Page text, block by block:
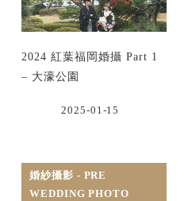
2024 紅葉福岡婚攝 Part 1
– 大濠公園
2025-01-15
婚紗攝影 - PRE
WEDDING PHOTO